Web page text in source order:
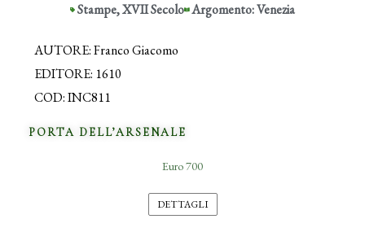
Stampe,XVII Secolo Argomento: Venezia
AUTORE: Franco Giacomo
EDITORE: 1610
COD: INC811
PORTA DELL’ARSENALE
Euro 700
DETTAGLI